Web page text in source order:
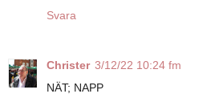
Svara
Christer 3/12/22 10:24 fm
NÄT; NAPP